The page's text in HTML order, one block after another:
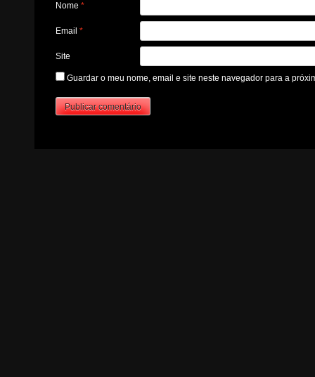
Nome*
Email*
Site
Guardar o meu nome, email e site neste navegador para a